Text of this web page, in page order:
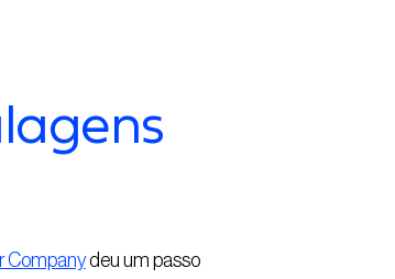
Companydeu um passo